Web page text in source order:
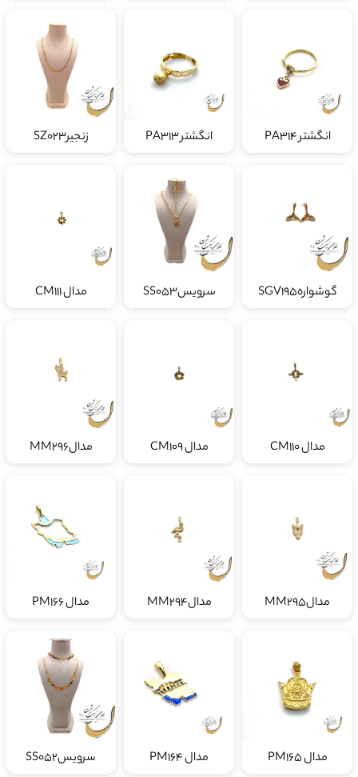
انگشتر PA314 انگشتر PA313 زنجیرSZ023
گوشوارهSGV195 سرویسSS053 مدال CM111
مدال CM110 مدال CM109 مدالMM296
مدالMM295 مدالMM294 مدال PM166
مدال PM165 مدال PM164 سرویسSS052